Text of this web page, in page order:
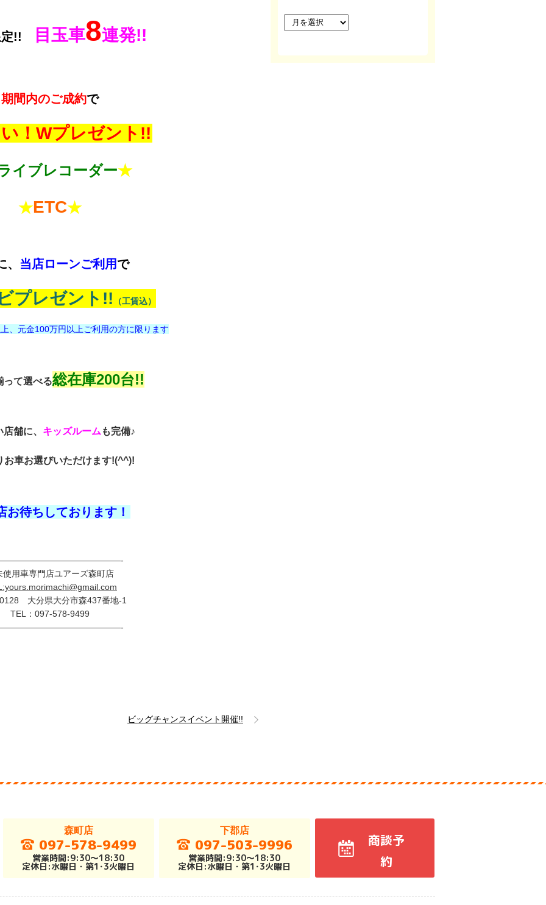
!! 目玉車8連発!!
期間内のご成約で
！Wプレゼント!!
イブレコーダー★
★ETC★
当店ローンご利用で
プレゼント!! （工賃込）
、元金100万円以上ご利用の方に限ります
って選べる総在庫200台!!
舗に、 キッズルーム も完備♪
お車お選びいただけます!(^^)!
お待ちしております！
使用車専門店ユアーズ森町店
大分県大分市森437番地-1
TEL：097-578-9499
ビッグチャンスイベント開催!!
ー
カ
ブ
森町店
097-578-9499
営業時間:9:30～18:30
定休日:水曜日・第1･3火曜日
下郡店
097-503-9996
営業時間:9:30～18:30
定休日:水曜日・第1･3火曜日
商談予
約